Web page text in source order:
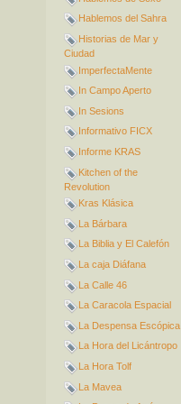
Hablemos del Sahra
Historias de Mar y
Ciudad
ImperfectaMente
In Campo Aperto
In Sesions
Informativo FICX
Informe KRAS
Kitchen of the
Revolution
Kras Klásica
La Bárbara
La Biblia y El Calefón
La caja Diáfana
La Calle 46
La Caracola Espacial
La Despensa Escópica
La Hora del Licántropo
La Hora Tolf
La Mavea